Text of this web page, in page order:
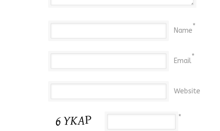
Name
*
Email
*
Website
*